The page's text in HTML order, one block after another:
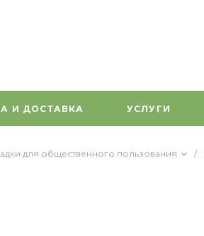
И ДОСТАВКА УСЛУГИ
для общественного пользования /